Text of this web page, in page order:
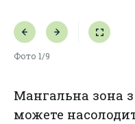
Фото 1/9
Мангальна зона
можете